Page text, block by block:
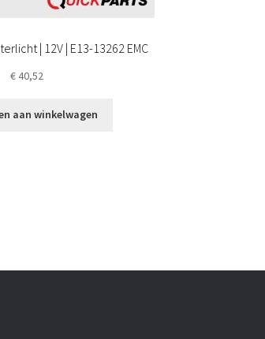
| 12V | E13-13262 EMC
€40,52
aan winkelwagen